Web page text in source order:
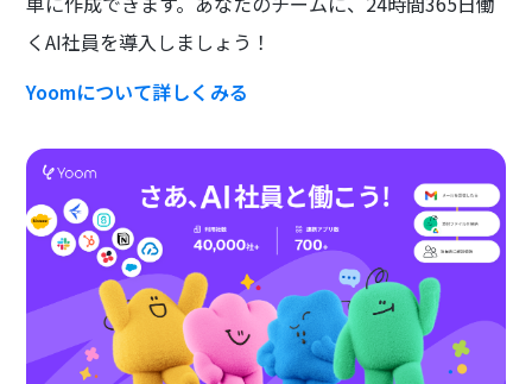
くAI社員を導入しましょう！
Yoomについて詳しくみる